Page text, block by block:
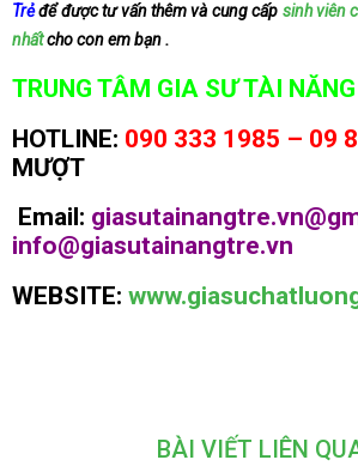
Trẻđể được tư vấn thêm và cung cấp sinh viên
nhấtcho con em bạn .
TRUNG TÂM GIA SƯ TÀI
HOTLINE: 090 333 1985 – 09
MƯỢT
Email:
info@giasutainangtre.vn
WEBSITE:
BÀI VIẾT LIÊN